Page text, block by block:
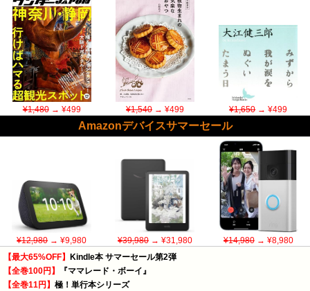
¥1,480→ ¥499 ¥1,540→ ¥499 ¥1,650→ ¥499
Amazonデバイスサマーセール
¥12,980→ ¥9,980 ¥39,980→ ¥31,980 ¥14,980→ ¥8,980
【最大65%OFF】
Kindle本 サマーセール第2弾
【全巻100円】
『ママレード・ボーイ』
【全巻11円】 極！単行本シリーズ